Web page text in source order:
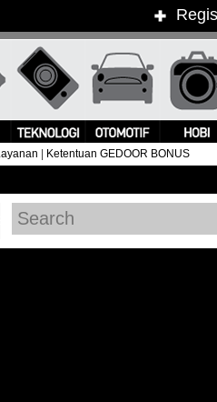
Ketentuan GEDOOR BONUS
Kimbra Pukau